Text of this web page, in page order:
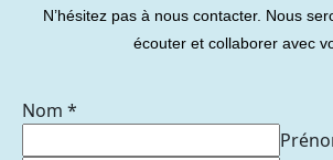
N’hésitez pas à nous contacter. Nous
écouter et collaborer avec
Nom *